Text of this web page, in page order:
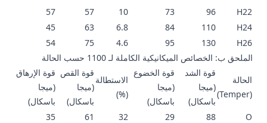
H22
96
73
10
57
57
H24
110
84
6.8
63
45
H26
130
95
4.6
75
54
الملحق ب: الخصائص الميكانيكية الكاملة لـ 1100 حسب الحالة
الحالة
(Temper)
قوة الشد
(ميجا
باسكال)
قوة الخضوع
(ميجا
باسكال)
الاستطالة
(%)
قوة القص
(ميجا
باسكال)
قوة الإرهاق
(ميجا
باسكال)
O
88
29
32
61
35